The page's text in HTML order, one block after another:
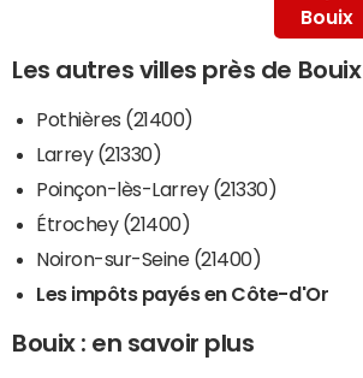
Bouix
Les autres villes près de Bouix
Pothières (21400)
Larrey (21330)
Poinçon-lès-Larrey (21330)
Étrochey (21400)
Noiron-sur-Seine (21400)
Les impôts payés en Côte-d'Or
Bouix : en savoir plus